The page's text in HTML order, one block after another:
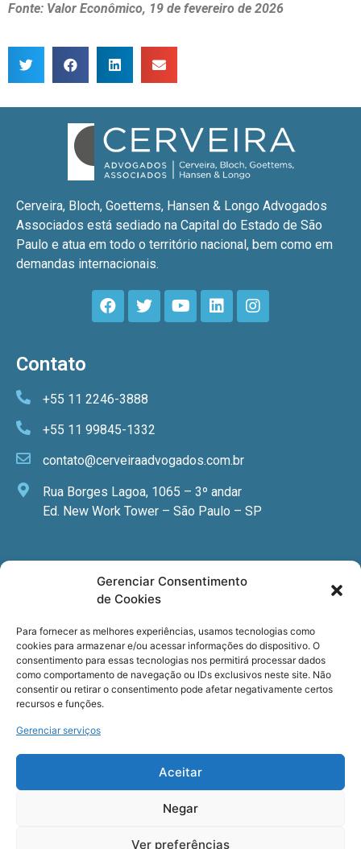
Gerenciar Consentimento
de Cookies
Para fornecer as melhores experiências, usamos tecnologias como
cookies para armazenar e/ou acessar informações do dispositivo. O
consentimento para essas tecnologias nos permitirá processar dados
como comportamento de navegação ou IDs exclusivos neste site. Não
consentir ou retirar o consentimento pode afetar negativamente certos
recursos e funções.
Gerenciar serviços
Aceitar
Negar
Ver preferências
Fonte: Valor Econômico, 19 de fevereiro de 2026
Cerveira, Bloch, Goettems, Hansen & Longo Advogados
Associados está sediado na Capital do Estado de São
Paulo e atua em todo o território nacional, bem como em
demandas internacionais.
Contato
+55 11 2246-3888
+55 11 99845-1332
contato@cerveiraadvogados.com.br
Rua Borges Lagoa, 1065 – 3º andar
Ed. New Work Tower – São Paulo – SP
Newsletter
especializadas, cursos e eventos?
Registre seu email.
Termos de usoe aPolítica de privacidade